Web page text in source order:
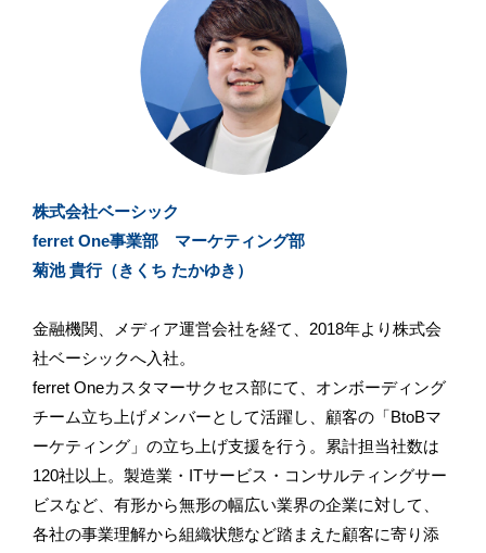
株式会社ベーシック
ferret One事業部 マーケティング部
菊池 貴行（きくち たかゆき）
金融機関、メディア運営会社を経て、2018年より株式会
社ベーシックへ入社。
ferret Oneカスタマーサクセス部にて、オンボーディング
チーム立ち上げメンバーとして活躍し、顧客の「BtoBマ
ーケティング」の立ち上げ支援を行う。累計担当社数は
120社以上。製造業・ITサービス・コンサルティングサー
ビスなど、有形から無形の幅広い業界の企業に対して、
各社の事業理解から組織状態など踏まえた顧客に寄り添